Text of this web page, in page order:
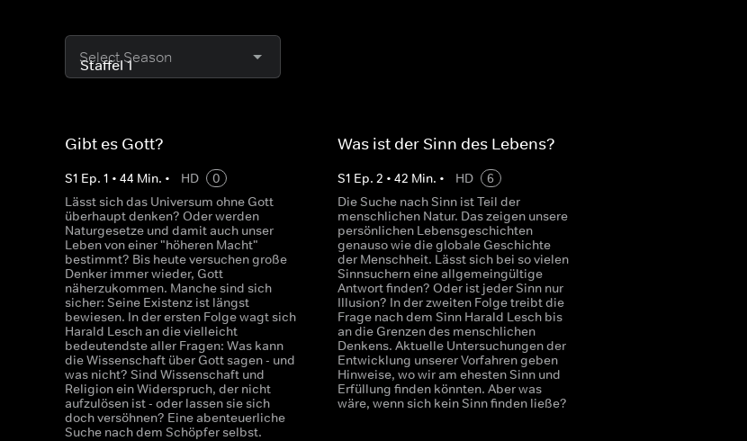
Select Season
Gibt es Gott?
S1 Ep. 1 • 44 Min. • HD
0
Lässt sich das Universum ohne Gott
überhaupt denken? Oder werden
Naturgesetze und damit auch unser
Leben von einer "höheren Macht"
bestimmt? Bis heute versuchen große
Denker immer wieder, Gott
näherzukommen. Manche sind sich
sicher: Seine Existenz ist längst
bewiesen. In der ersten Folge wagt sich
Harald Lesch an die vielleicht
bedeutendste aller Fragen: Was kann
die Wissenschaft über Gott sagen - und
was nicht? Sind Wissenschaft und
Religion ein Widerspruch, der nicht
aufzulösen ist - oder lassen sie sich
doch versöhnen? Eine abenteuerliche
Suche nach dem Schöpfer selbst.
Was ist der Sinn des Lebens?
S1 Ep.2 •42 Min. • HD
6
Die Suche nach Sinn ist Teil der
menschlichen Natur. Das zeigen unsere
persönlichen Lebensgeschichten
genauso wie die globale Geschichte
der Menschheit. Lässt sich bei so vielen
Sinnsuchern eine allgemeingültige
Antwort finden? Oder ist jeder Sinn nur
Illusion? In der zweiten Folge treibt die
Frage nach dem Sinn Harald Lesch bis
an die Grenzen des menschlichen
Denkens. Aktuelle Untersuchungen der
Entwicklung unserer Vorfahren geben
Hinweise, wo wir am ehesten Sinn und
Erfüllung finden könnten. Aber was
wäre, wenn sich kein Sinn finden ließe?